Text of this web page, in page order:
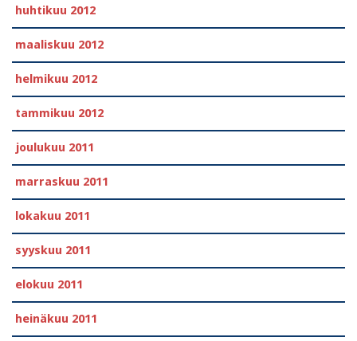
huhtikuu 2012
maaliskuu 2012
helmikuu 2012
tammikuu 2012
joulukuu 2011
marraskuu 2011
lokakuu 2011
syyskuu 2011
elokuu 2011
heinäkuu 2011